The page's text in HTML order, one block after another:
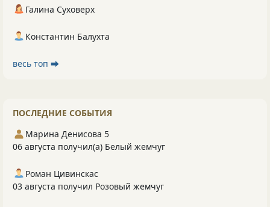
Галина Суховерх
Константин Балухта
весь топ ⮕
ПОСЛЕДНИЕ СОБЫТИЯ
Марина Денисова 5
06 августа получил(а) Белый жемчуг
Роман Цивинскас
03 августа получил Розовый жемчуг